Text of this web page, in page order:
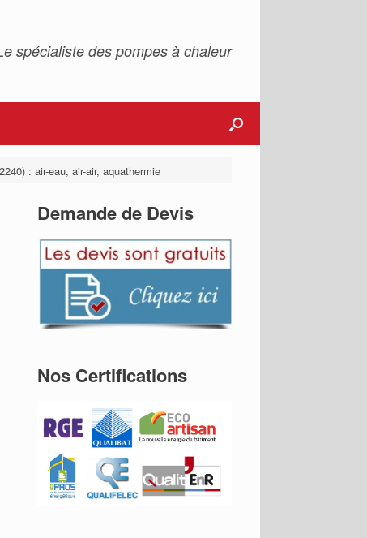
spécialiste des pompes à chaleur
: air-eau, air-air, aquathermie
Demande de Devis
Nos Certifications